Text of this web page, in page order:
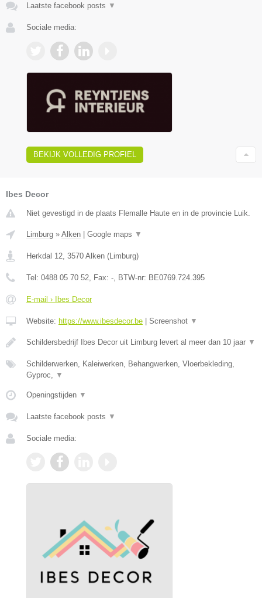
Laatste facebook posts ▼
Sociale media:
BEKIJK VOLLEDIG PROFIEL
Ibes Decor
Niet gevestigd in de plaats Flemalle Haute en in de provincie Luik.
Limburg » Alken Google maps ▼
Herkdal 12, 3570 Alken (Limburg)
Tel: 0488 05 70 52, Fax: -, BTW-nr: BE0769.724.395
E-mail › Ibes Decor
Website: https://www.ibesdecor.be Screenshot ▼
Schildersbedrijf Ibes Decor uit Limburg levert al meer dan 10 jaar ▼
Schilderwerken, Kaleiwerken, Behangwerken, Vloerbekleding,
Gyproc, ▼
Openingstijden ▼
Laatste facebook posts ▼
Sociale media: